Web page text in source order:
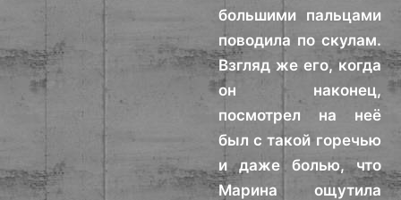
большими пальцами
поводила по скулам.
Взгляд же его, когда
он наконец,
посмотрел на неё
был с такой горечью
и даже болью, что
Марина ощутила